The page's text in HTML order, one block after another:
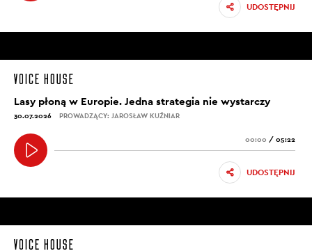
UDOSTĘPNIJ
Lasy płoną w Europie. Jedna strategia nie wystarczy
30.07.2026 PROWADZĄCY: JAROSŁAW KUŹNIAR
00:00 / 05:22
UDOSTĘPNIJ